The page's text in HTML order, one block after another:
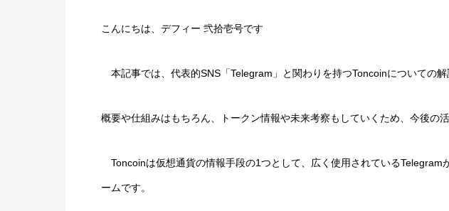
こんにちは、デフィー 弐拾壱号です
本記事では、代表的SNS「Telegram」と関わりを持つToncoinについての解
概要や仕組みはもちろん、トークン情報や未来考察もしていくため、今後の
Toncoinは仮想通貨の情報手段の1つとして、広く使用されているTelegram
ームです。